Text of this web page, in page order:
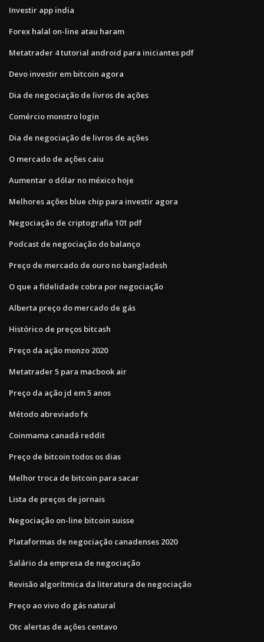
Investir app india
Forex halal on-line atau haram
Metatrader 4 tutorial android para iniciantes pdf
Devo investir em bitcoin agora
Dia de negociação de livros de ações
Comércio monstro login
Dia de negociação de livros de ações
O mercado de ações caiu
Aumentar o dólar no méxico hoje
Melhores ações blue chip para investir agora
Negociação de criptografia 101 pdf
Podcast de negociação do balanço
Preço de mercado de ouro no bangladesh
O que a fidelidade cobra por negociação
Alberta preço do mercado de gás
Histórico de preços bitcash
Preço da ação monzo 2020
Metatrader 5 para macbook air
Preço da ação jd em 5 anos
Método abreviado fx
Coinmama canadá reddit
Preço de bitcoin todos os dias
Melhor troca de bitcoin para sacar
Lista de preços de jornais
Negociação on-line bitcoin suisse
Plataformas de negociação canadenses 2020
Salário da empresa de negociação
Revisão algorítmica da literatura de negociação
Preço ao vivo do gás natural
Otc alertas de ações centavo